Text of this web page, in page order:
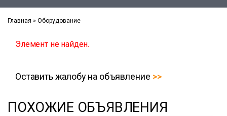
Главная » Оборудование
Элемент не найден.
Оставить жалобу на объявление
ПОХОЖИЕ ОБЪЯВЛЕНИЯ